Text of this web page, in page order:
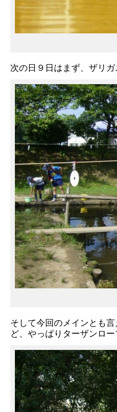
次の日９日はまず、ザリ
そして今回のメインとも
ど、やっぱりターザンロ